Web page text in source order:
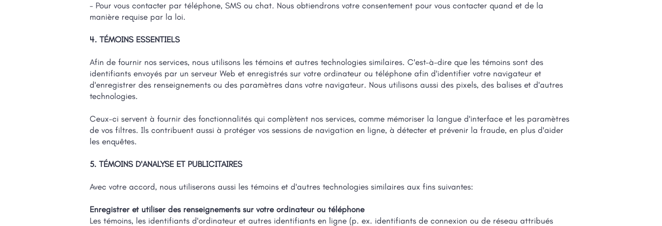
- Pour vous contacter par téléphone, SMS ou chat. Nous obtiendrons votre consentement pour vous contacter quand et de la
manière requise par la loi.
4. TÉMOINS ESSENTIELS
Afin de fournir nos services, nous utilisons les témoins et autres technologies similaires. C'est-à-dire que les témoins sont des
identifiants envoyés par un serveur Web et enregistrés sur votre ordinateur ou téléphone afin d'identifier votre navigateur et
d'enregistrer des renseignements ou des paramètres dans votre navigateur. Nous utilisons aussi des pixels, des balises et d'autres
technologies.
Ceux-ci servent à fournir des fonctionnalités qui complètent nos services, comme mémoriser la langue d'interface et les paramètres
de vos filtres. Ils contribuent aussi à protéger vos sessions de navigation en ligne, à détecter et prévenir la fraude, en plus d'aider
les enquêtes.
5. TÉMOINS D'ANALYSE ET PUBLICITAIRES
Avec votre accord, nous utiliserons aussi les témoins et d'autres technologies similaires aux fins suivantes:
Enregistrer et utiliser des renseignements sur votre ordinateur ou téléphone
Les témoins, les identifiants d'ordinateur et autres identifiants en ligne (p. ex. identifiants de connexion ou de réseau attribués